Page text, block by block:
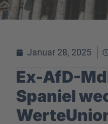
Januar 28, 2025
Ex-AfD-
Spaniel